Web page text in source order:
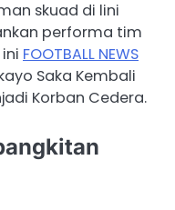
skuad di lini
performa tim
FOOTBALL NEWS
Saka Kembali
Korban Cedera.